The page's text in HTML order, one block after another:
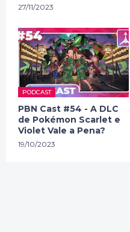
27/11/2023
PODCAST
PBN Cast #54 - A DLC
de Pokémon Scarlet e
Violet Vale a Pena?
19/10/2023